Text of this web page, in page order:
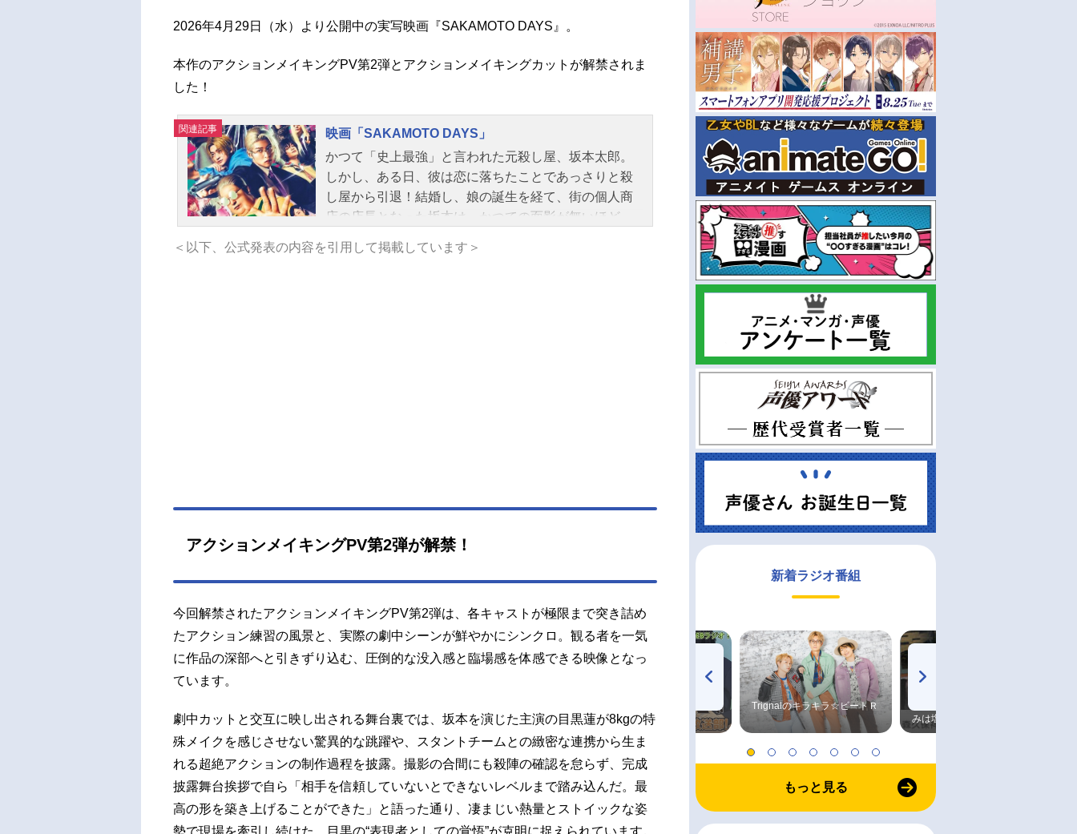
2026年4月29日（水）より公開中の実写映画『SAKAMOTO DAYS』。
本作のアクションメイキングPV第2弾とアクションメイキングカットが解禁されま
した！
関連記事
映画「SAKAMOTO DAYS」
かつて「史上最強」と言われた元殺し屋、坂本太郎。
しかし、ある日、彼は恋に落ちたことであっさりと殺
し屋から引退！結婚し、娘の誕生を経て、街の個人商
店の店長となった坂本は、かつての面影が無いほど
賞金が掛けられたことで日常は一変。世界中から刺客
（集英社「週刊少年ジャンプ」連載）監督：福田雄一
製作幹事：エイベックス・ピクチャーズ制作プロダク
ション：CREDEUS配給：東宝 主...
＜以下、公式発表の内容を引用して掲載しています＞
アクションメイキングPV第2弾が解禁！
今回解禁されたアクションメイキングPV第2弾は、各キャストが極限まで突き詰め
たアクション練習の風景と、実際の劇中シーンが鮮やかにシンクロ。観る者を一気
に作品の深部へと引きずり込む、圧倒的な没入感と臨場感を体感できる映像となっ
ています。
劇中カットと交互に映し出される舞台裏では、坂本を演じた主演の目黒蓮が8kgの特
殊メイクを感じさせない驚異的な跳躍や、スタントチームとの緻密な連携から生ま
れる超絶アクションの制作過程を披露。撮影の合間にも殺陣の確認を怠らず、完成
披露舞台挨拶で自ら「相手を信頼していないとできないレベルまで踏み込んだ。最
高の形を築き上げることができた」と語った通り、凄まじい熱量とストイックな姿
勢で現場を牽引し続けた、目黒の“表現者としての覚悟”が克明に捉えられています。
新着ラジオ番組
radio 大直会 2nd season
Trignalのキラキラ☆ビートＲ
みは塩だけ
もっと見る